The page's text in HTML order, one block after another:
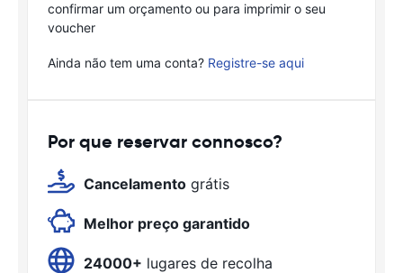
confirmar um orçamento ou para imprimir o seu
voucher
Ainda não tem uma conta? Registre-se aqui
Por que reservar connosco?
Cancelamento grátis
Melhor preço garantido
24000+ lugares de recolha